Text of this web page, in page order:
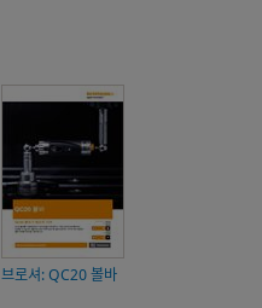
브로셔: QC20 볼바